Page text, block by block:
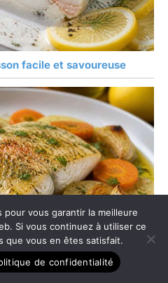
facile et savoureuse
vous garantir la meilleure
Si vous continuez à utiliser ce
que vous en êtes satisfait.
de confidentialité